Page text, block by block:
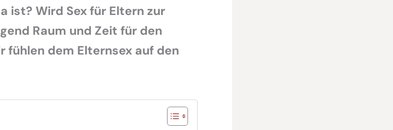
ist? Wird Sex für Eltern zur
Raum und Zeit für den
fühlen dem Elternsex auf den